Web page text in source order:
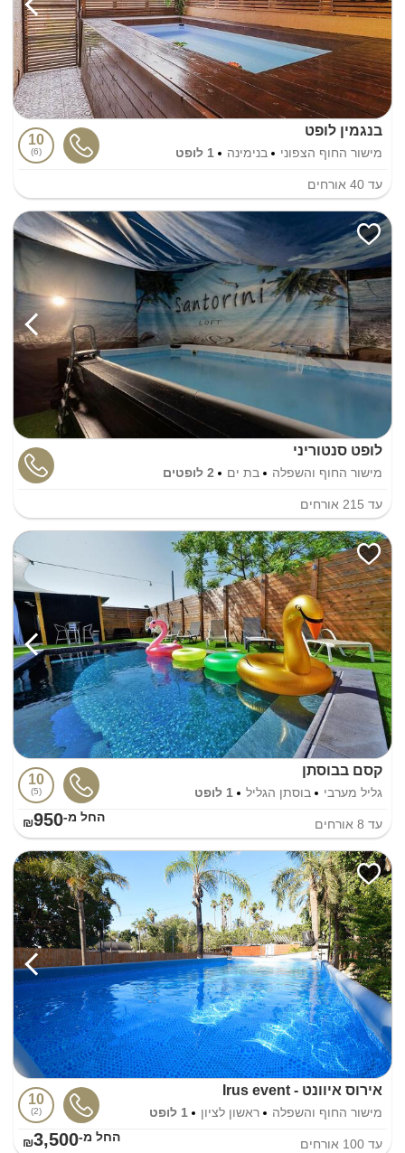
בנגמין לופט
מישור החוף הצפוני בנימינה 1 לופט
10
6
עד 40 אורחים
לופט סנטוריני
מישור החוף והשפלה בת ים 2 לופטים
עד 215 אורחים
קסם בבוסתן
גליל מערבי בוסתן הגליל 1 לופט
10
5
עד 8 אורחים החל מ-₪950
אירוס איוונט - Irus event
מישור החוף והשפלה ראשון לציון 1 לופט
10
2
עד 100 אורחים החל מ-₪3,500